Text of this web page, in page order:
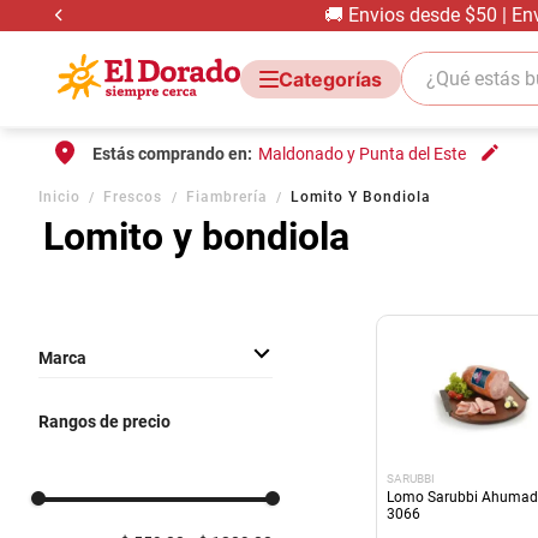
🚚 Envios desde $50 |
¿Qué estás
Estás comprando en: Maldonado y Punta del Este
Inicio Frescos Fiambrería Lomito Y Bondiola
Lomito y bondiola
Marca
SARUBBI
Rangos de precio
SARUBBI
Lomo Sarubbi
3066